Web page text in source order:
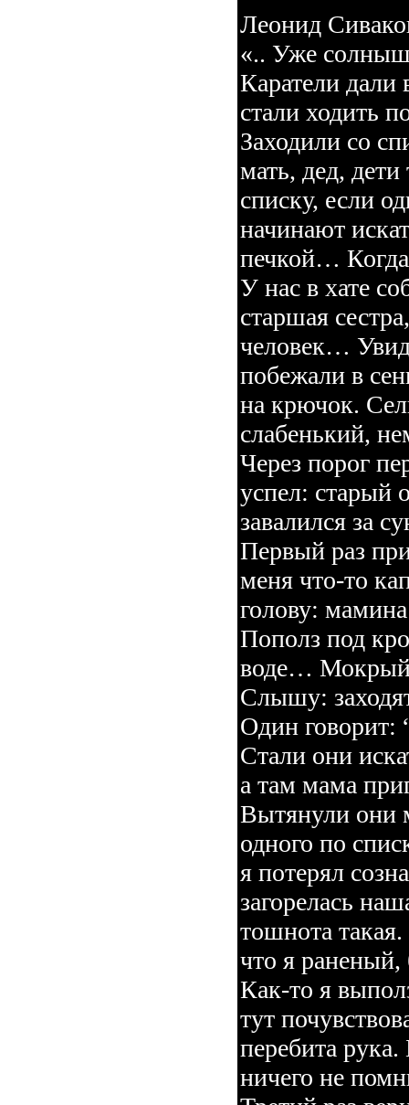
Леонид
«.. Уже
Каратели дали
стали ходить
Заходили со
мать, дед,
списку, если
начинают
печкой…
У нас в хате
старшая
человек…
побежали в
на крючок.
слабенький,
Через порог
успел: старый
завалился за
Первый раз
меня что-то
голову:
Пополз под
воде…
Слышу:
Один говорит:
Стали они
а там мама
Вытянули они
одного по
я потерял
загорелась
тошнота
что я
Как-то я
тут
перебита
ничего не